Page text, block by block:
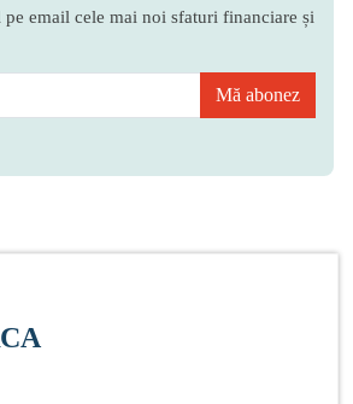
pe email cele mai noi sfaturi financiare și
Mă abonez